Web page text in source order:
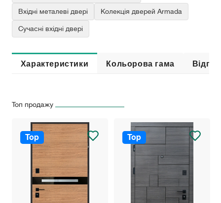
Вхідні металеві двері Колекція дверей Armada
Сучасні вхідні двері
Характеристики Кольорова гама
Топ продажу
Top Top